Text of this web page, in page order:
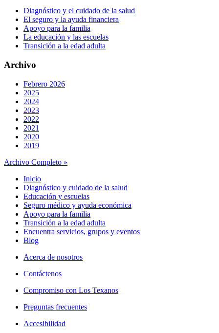
Diagnóstico y el cuidado de la salud
El seguro y la ayuda financiera
Apoyo para la familia
La educación y las escuelas
Transición a la edad adulta
Archivo
Febrero 2026
2025
2024
2023
2022
2021
2020
2019
Archivo Completo »
Inicio
Diagnóstico y cuidado de la salud
Educación y escuelas
Seguro médico y ayuda económica
Apoyo para la familia
Transición a la edad adulta
Encuentra servicios, grupos y eventos
Blog
Acerca de nosotros
Contáctenos
Compromiso con Los Texanos
Preguntas frecuentes
Accesibilidad